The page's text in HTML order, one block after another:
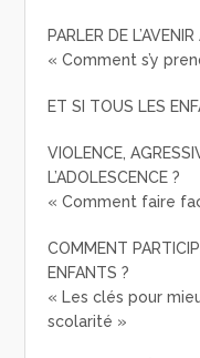
PARLER DE
« Comment s’y
ET SI TOUS LES
VIOLENCE,
L’ADOLESCENCE ?
« Comment faire
COMMENT
ENFANTS ?
« Les clés pour
scolarité »